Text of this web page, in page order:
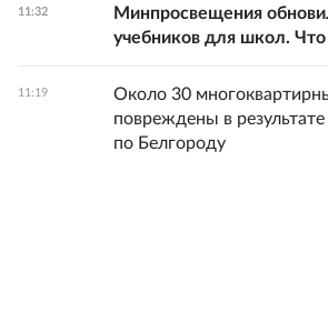
11:32
Минпросвещения
учебников для школ.
11:19
Около 30
повреждены в
по Белгороду